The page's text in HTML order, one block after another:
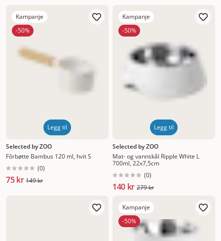
Kampanje
-50%
Legg til
Selected by ZOO
Fôrbøtte Bambus 120 ml, hvit S
(0)
75 kr 149 kr
Kampanje
-50%
Legg til
Selected by ZOO
Mat- og vannskål Ripple White L
700ml, 22x7,5cm
(0)
140 kr 279 kr
Kampanje
-50%